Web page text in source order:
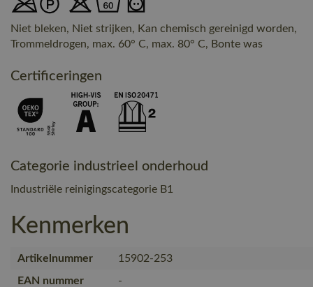
Niet bleken, Niet strijken, Kan chemisch gereinigd worden,
Trommeldrogen, max. 60° C, max. 80° C, Bonte was
Certificeringen
Categorie industrieel onderhoud
Industriële reinigingscategorie B1
Kenmerken
Artikelnummer
15902-253
EAN nummer
-